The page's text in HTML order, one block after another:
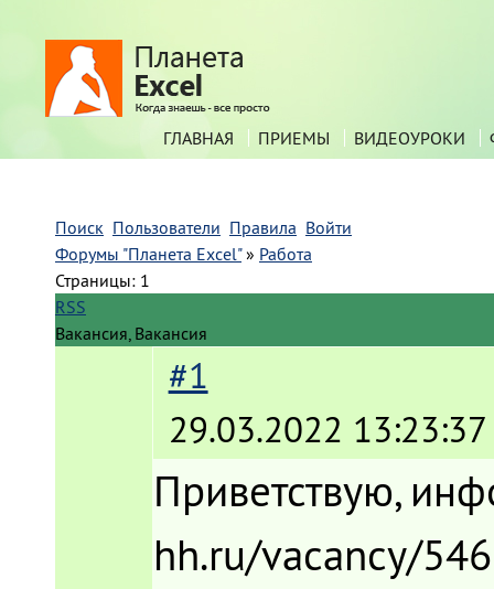
ГЛАВНАЯ ПРИЕМЫ ВИДЕОУРОКИ
Поиск Пользователи Правила Войти
Форумы "Планета Excel" » Работа
Страницы: 1
RSS
Вакансия, Вакансия
#1
29.03.2022 13:23:37
Приветствую,
hh.ru/vacancy/